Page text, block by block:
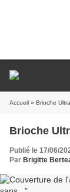
Accueil » Brioche
Brioche
Publié le 17/06/
Par Brigitte